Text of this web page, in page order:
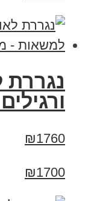
נגררת
₪1760
₪1700